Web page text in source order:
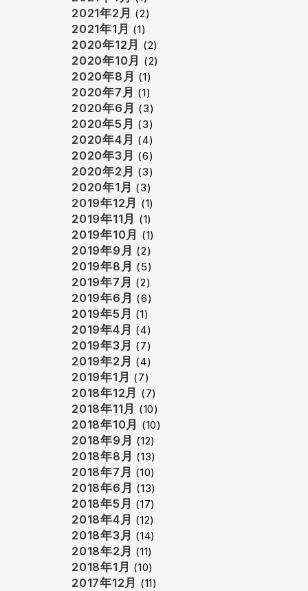
2021年2月 (2)
2021年1月 (1)
2020年12月 (2)
2020年10月 (2)
2020年8月 (1)
2020年7月 (1)
2020年6月 (3)
2020年5月 (3)
2020年4月 (4)
2020年3月 (6)
2020年2月 (3)
2020年1月 (3)
2019年12月 (1)
2019年11月 (1)
2019年10月 (1)
2019年9月 (2)
2019年8月 (5)
2019年7月 (2)
2019年6月 (6)
2019年5月 (1)
2019年4月 (4)
2019年3月 (7)
2019年2月 (4)
2019年1月 (7)
2018年12月 (7)
2018年11月 (10)
2018年10月 (10)
2018年9月 (12)
2018年8月 (13)
2018年7月 (10)
2018年6月 (13)
2018年5月 (17)
2018年4月 (12)
2018年3月 (14)
2018年2月 (11)
2018年1月 (10)
2017年12月 (11)